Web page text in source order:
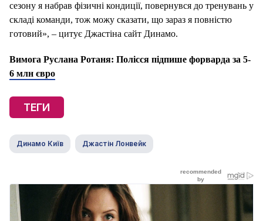
сезону я набрав фізичні кондиції, повернувся до тренувань у
складі команди, тож можу сказати, що зараз я повністю
готовий», – цитує Джастіна сайт Динамо.
Вимога Руслана Ротаня: Полісся підпише форварда за 5-
6 млн євро
ТЕГИ
Динамо Київ Джастін Лонвейк